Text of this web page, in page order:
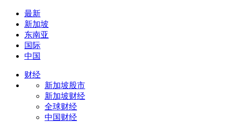
最新
新加坡
东南亚
国际
中国
财经
新加坡股市
新加坡财经
全球财经
中国财经